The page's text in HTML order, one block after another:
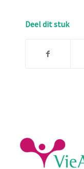
Deel dit stuk